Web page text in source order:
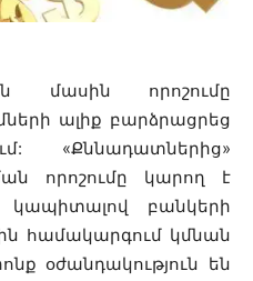
մասին որոշումը
ալիք բարձրացրեց
«Քննադատներից»
որոշումը կարող է
կապիտալով բանկերի
համակարգում կմնան
օժանդակություն են